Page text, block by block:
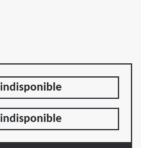
indisponible
indisponible